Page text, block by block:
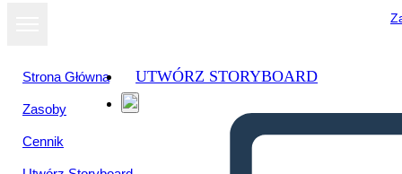
Strona Główna
Zasoby
Cennik
UTWÓRZ STORYBOARD